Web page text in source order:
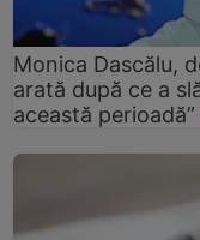
Monica Dascălu,
arată după ce a
această perioadă”